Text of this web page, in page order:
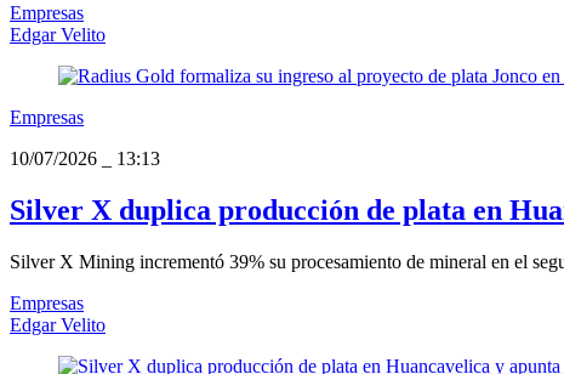
Empresas
Edgar Velito
Empresas
10/07/2026
13:13
Silver X duplica producción de plata en
Silver X Mining incrementó 39% su procesamiento de mineral en el
Empresas
Edgar Velito